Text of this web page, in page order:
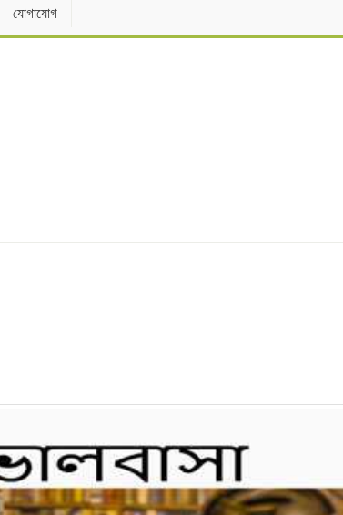
যোগাযোগ